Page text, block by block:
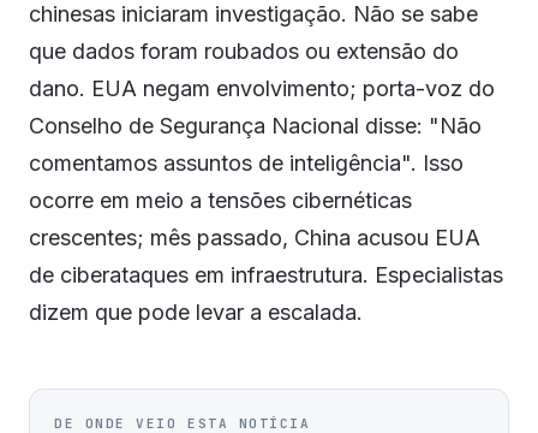
chinesas iniciaram investigação. Não se sabe
que dados foram roubados ou extensão do
dano. EUA negam envolvimento; porta-voz do
Conselho de Segurança Nacional disse: "Não
comentamos assuntos de inteligência". Isso
ocorre em meio a tensões cibernéticas
crescentes; mês passado, China acusou EUA
de ciberataques em infraestrutura. Especialistas
dizem que pode levar a escalada.
DE ONDE VEIO ESTA NOTÍCIA